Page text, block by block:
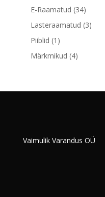
toodet
E-Raamatud 3434
toodet
Lasteraamatud 33
Piiblid 1 1
toode
Märkmikud 44
Vaimulik Varandus OÜ